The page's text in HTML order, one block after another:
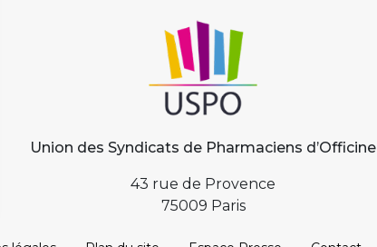
Union des Syndicats de Pharmaciens d’Officine
43 rue de Provence
75009 Paris